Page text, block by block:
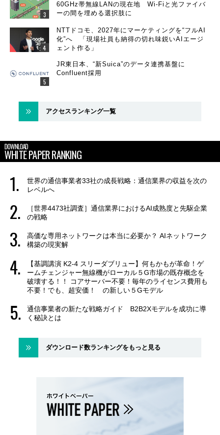
60GHz帯無線LANの現在地 Wi-Fiと光ファイバ
ーの間を埋める選択肢に
NTTドコモ、2027年にマーケティングを“フルAI
化”へ 「現場社員も納得の切れ味鋭いAIエージ
ェント作る」
JR東日本、“新Suica”のデータ連携基盤に
Confluent採用
アクセスランキング一覧
DOWNLOAD
WHITE PAPER RANKING
世界の通信事業者33社の成長戦略：通信業界の収益を次の
レベルへ
［世界4473社調査］通信業界におけるAI成熟度と先駆企業
の戦略
高価な専用ネットワークは本当に必要か？ AIネットワーク
構築の現実解
【基調講演 K2-4 スリーダブリュー】何もかもが革命！ゲ
ームチェンジャー無線機がローカル５G市場の既存概念を
破壊する！！ コアサーバー不要！毎年のライセンス費用も
不要！でも、超安価！ の新しい５Gモデル
通信事業者の新たな戦略ガイド B2B2Xモデルを成功に導
く秘訣とは
ダウンロード数ランキングをもっと見る